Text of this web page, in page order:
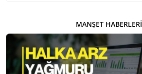
MANŞET HABERLERI